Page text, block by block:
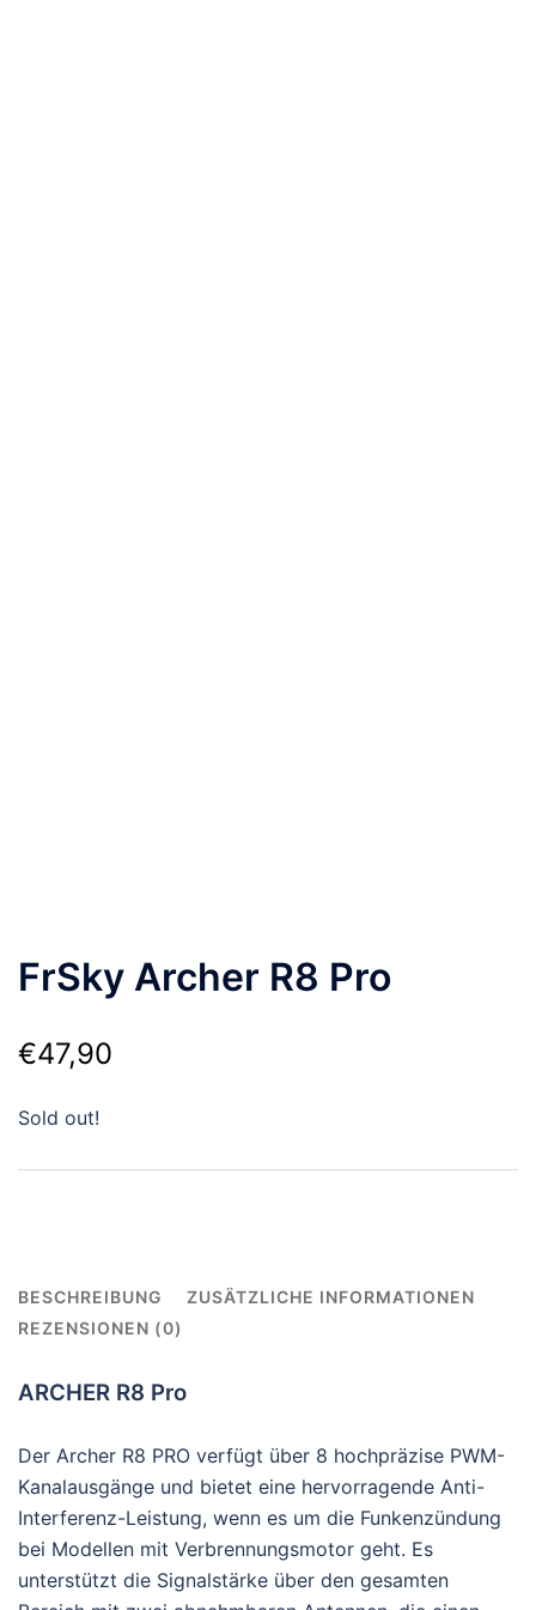
FrSky Archer R8 Pro
€47,90
Sold out!
BESCHREIBUNG
ZUSÄTZLICHE INFORMATIONEN
REZENSIONEN (0)
ARCHER R8 Pro
Der Archer R8 PRO verfügt über 8 hochpräzise PWM-
Kanalausgänge und bietet eine hervorragende Anti-
Interferenz-Leistung, wenn es um die Funkenzündung
bei Modellen mit Verbrennungsmotor geht. Es
unterstützt die Signalstärke über den gesamten